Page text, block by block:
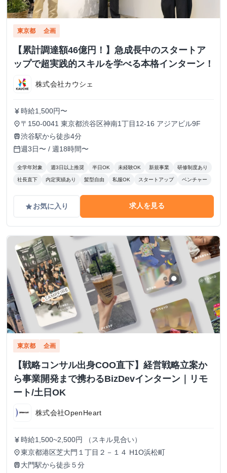
東京都 企画
【累計調達額46億円！】急成長中のスタートア
ップで超実践的スキルを学べる本格インターン！
株式会社カウシェ
currency_yen 時給1,500円〜
place 〒150-0041 東京都渋谷区神南1丁目12-16 アジアビル9F
train渋谷駅から徒歩4分
calendar_today週3日〜 / 週18時間〜
全学年対象 週3日以上推奨 半日OK 未経験OK 新規事業 研修制度あり
社長直下 内定実績あり 髪型自由 私服OK スタートアップ ベンチャー
gradeお気に入り 求人を見る
東京都 企画
【戦略コンサル出身COO直下】経営戦略立案か
ら事業開発まで携わるBizDevインターン｜リモ
ート/土日OK
株式会社OpenHeart
currency_yen 時給1,500~2,500円 （スキル見合い）
place東京都港区芝大門１丁目２－１４ H1O浜松町
train 大門駅から徒歩５分